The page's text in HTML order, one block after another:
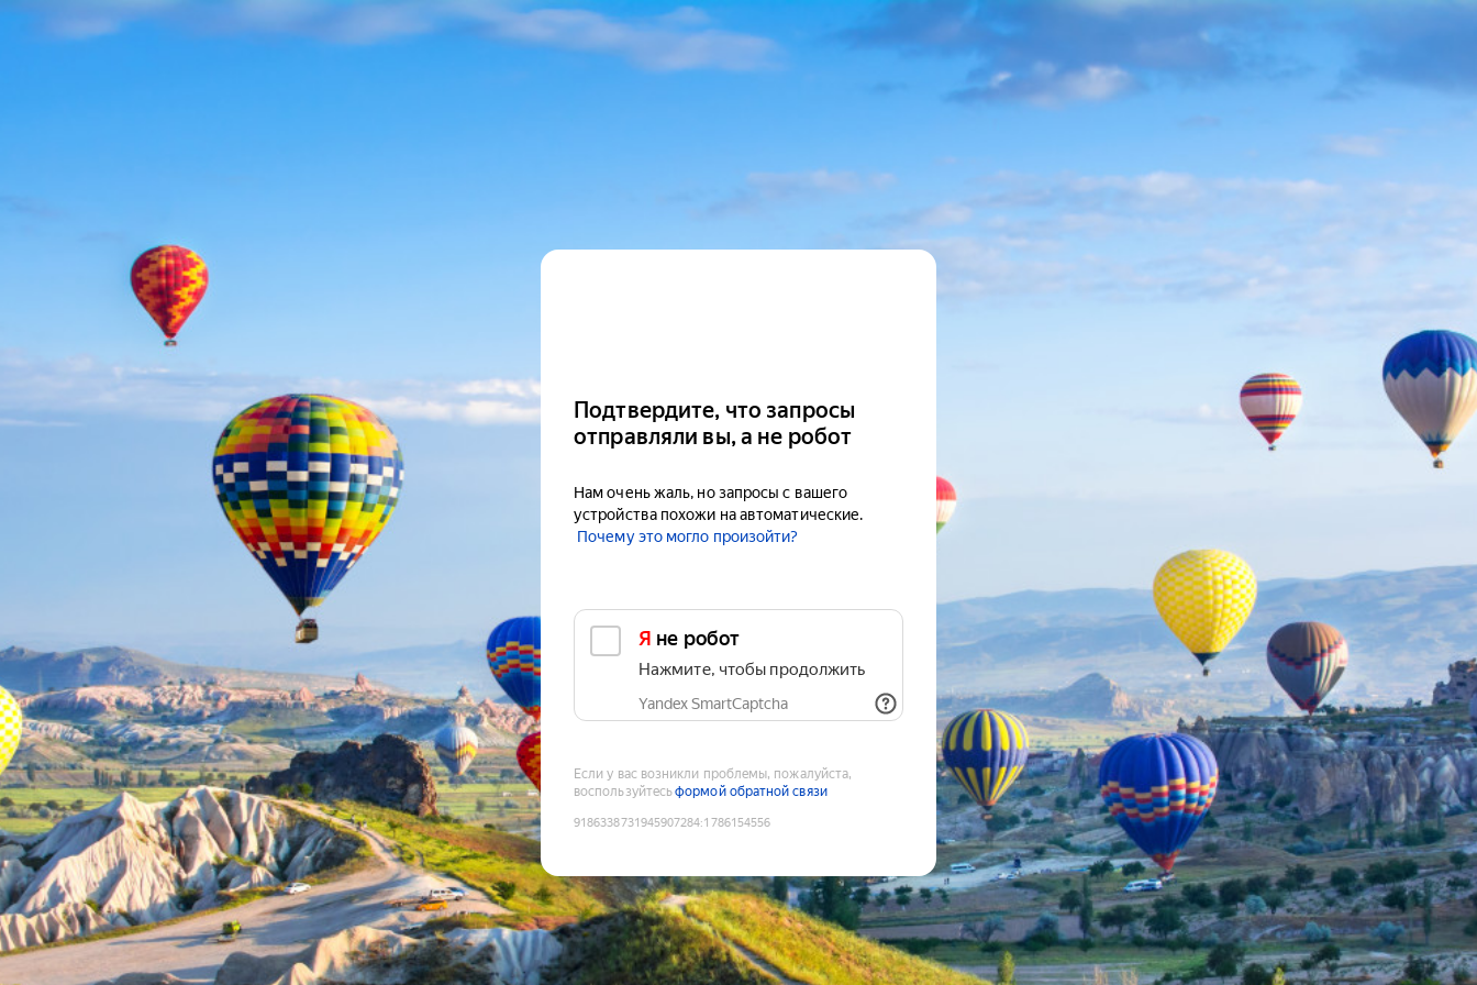
Подтвердите, что запросы
отправляли вы, а не робот
Нам очень жаль, но запросы с вашего
устройства похожи на автоматические.
Почему это могло произойти?
Я не робот
Нажмите, чтобы продолжить
Yandex SmartCaptcha
Если у вас возникли проблемы, пожалуйста,
воспользуйтесьформой обратной связи
9186338731945907284:1786154556